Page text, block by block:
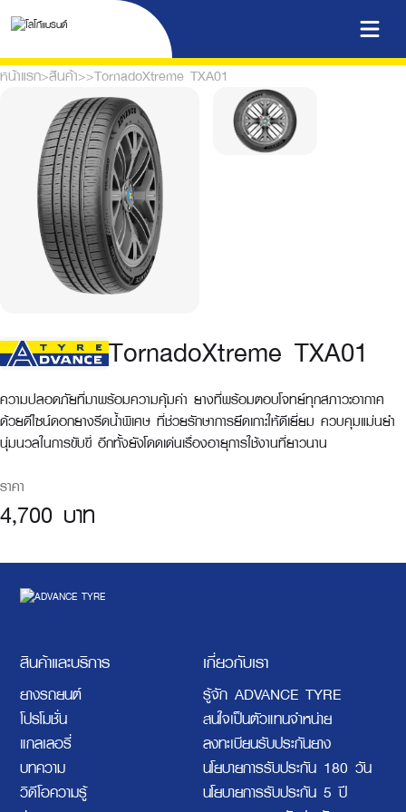
หน้าแรก>สินค้า>>TornadoXtreme TXA01
TornadoXtreme TXA01
ความปลอดภัยที่มาพร้อมความคุ้มค่า ยางที่พร้อมตอบโจทย์ทุกสภาวะอากาศ
ด้วยดีไซน์ดอกยางรีดน้ำพิเศษ ที่ช่วยรักษาการยึดเกาะให้ดีเยี่ยม ควบคุมแม่นยำ
นุ่มนวลในการขับขี่ อีกทั้งยังโดดเด่นเรื่องอายุการใช้งานที่ยาวนาน
ราคา
4,700 บาท
สินค้าและบริการ
ยางรถยนต์
โปรโมชั่น
แกลเลอรี่
บทความ
วิดีโอความรู้
เกี่ยวกับเรา
รู้จัก ADVANCE TYRE
สนใจเป็นตัวแทนจำหน่าย
ลงทะเบียนรับประกันยาง
นโยบายการรับประกัน 180 วัน
นโยบายการรับประกัน 5 ปี